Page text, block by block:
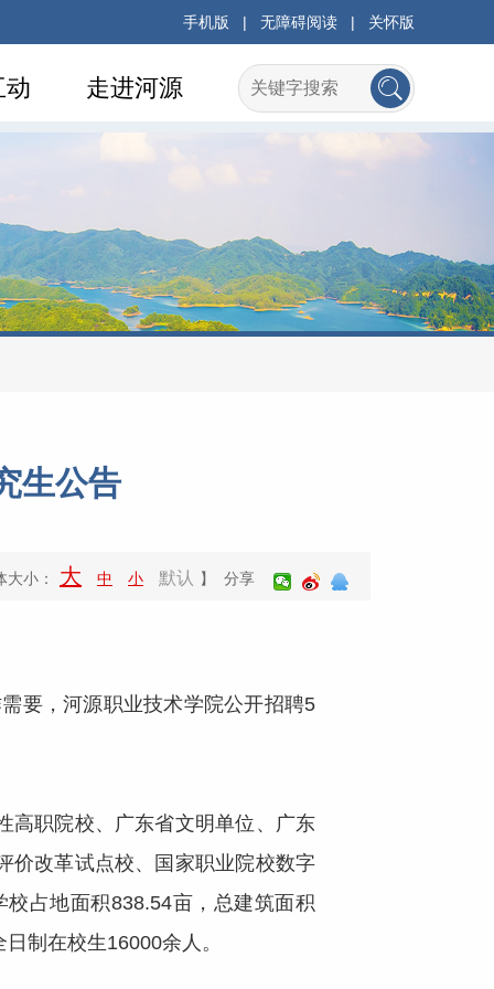
手机版 | 无障碍阅读 | 关怀版
走进河源
动
生公告
大小： 大 中 小 默认 】 分享
要，河源职业技术学院公开招聘5
职院校、广东省文明单位、广东
价改革试点校、国家职业院校数字
占地面积838.54亩，总建筑面积
制在校生16000余人。